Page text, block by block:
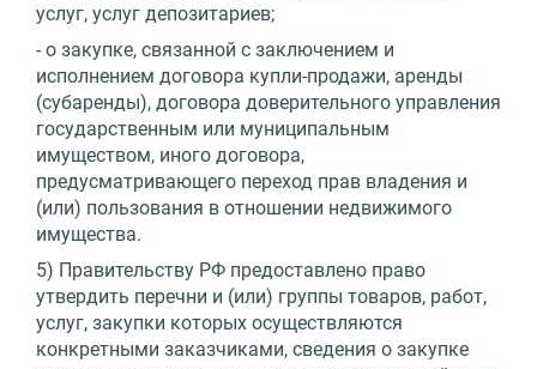
услуг, услуг депозитариев;
- о закупке, связанной с заключением и
исполнением договора купли-продажи, аренды
(субаренды), договора доверительного управления
государственным или муниципальным
имуществом, иного договора,
предусматривающего переход прав владения и
(или) пользования в отношении недвижимого
имущества.
5) Правительству РФ предоставлено право
утвердить перечни и (или) группы товаров, работ,
услуг, закупки которых осуществляются
конкретными заказчиками, сведения о закупке